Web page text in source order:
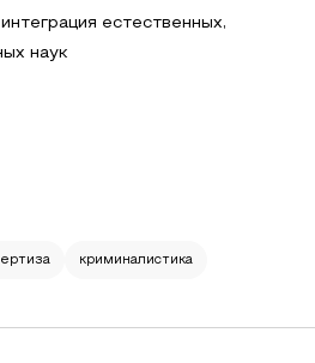
естественных,
наук
криминалистика